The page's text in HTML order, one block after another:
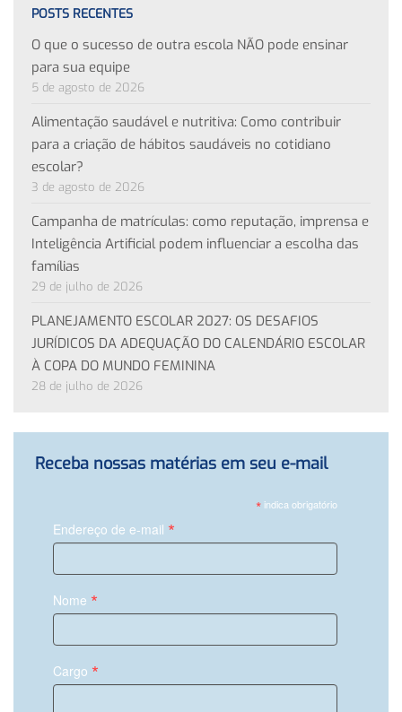
POSTS RECENTES
O que o sucesso de outra escola NÃO pode ensinar
para sua equipe
5 de agosto de 2026
Alimentação saudável e nutritiva: Como contribuir
para a criação de hábitos saudáveis no cotidiano
escolar?
3 de agosto de 2026
Campanha de matrículas: como reputação, imprensa e
Inteligência Artificial podem influenciar a escolha das
famílias
29 de julho de 2026
PLANEJAMENTO ESCOLAR 2027: OS DESAFIOS
JURÍDICOS DA ADEQUAÇÃO DO CALENDÁRIO ESCOLAR
À COPA DO MUNDO FEMININA
28 de julho de 2026
Receba nossas matérias em seu e-mail
*indica obrigatório
Endereço de e-mail *
Nome *
Cargo *